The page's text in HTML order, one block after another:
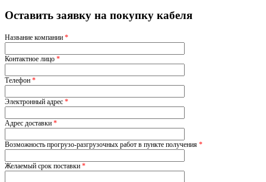
Оставить заявку на покупку кабеля
Название компании *
Контактное лицо *
Телефон *
Электронный адрес *
Адрес доставки *
Возможность прогрузо-разгрузочных работ в пункте получения *
Желаемый срок поставки *